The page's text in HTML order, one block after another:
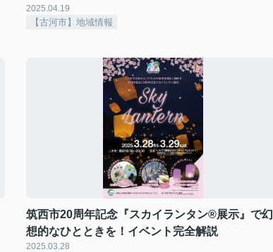
2025.04.19
【古河市】地域情報
筑西市20周年記念『スカイランタン®展示』で幻
想的なひとときを！イベント完全解説
2025.03.28